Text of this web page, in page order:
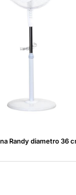
Randy diametro 36